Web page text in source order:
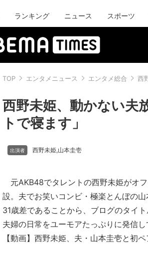
ランキング ニュース スポーツ
TOP エンタメニュース エンタメ総合 西
西野未姫、動かない夫
トで寝ます」
西野未姫,山本圭壱
元AKB48でタレントの西野未姫がオ
設。夫でお笑いコンビ・極楽とんぼの
31歳差であることから、ブログのタイト
夫婦の日常をユーモアたっぷりに発信し
【動画】西野未姫、夫・山本圭壱と初